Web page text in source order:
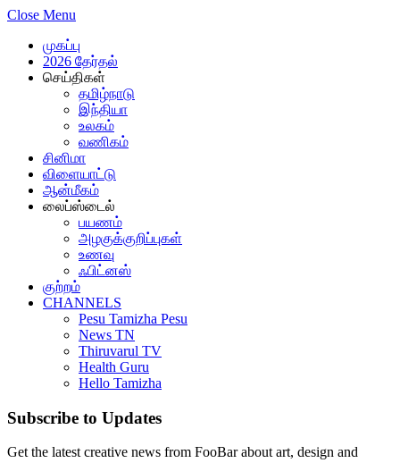
Close Menu
முகப்பு
2026 தேர்தல்
செய்திகள்
தமிழ்நாடு
இந்தியா
உலகம்
வணிகம்
சினிமா
விளையாட்டு
ஆன்மீகம்
லைப்ஸ்டைல்
பயணம்
அழகுக்குறிப்புகள்
உணவு
ஃபிட்னஸ்
குற்றம்
CHANNELS
Pesu Tamizha Pesu
News TN
Thiruvarul TV
Health Guru
Hello Tamizha
Subscribe to Updates
Get the latest creative news from FooBar about art, design and